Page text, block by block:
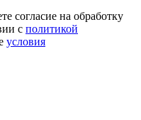
согласие на обработку
с политикой
условия